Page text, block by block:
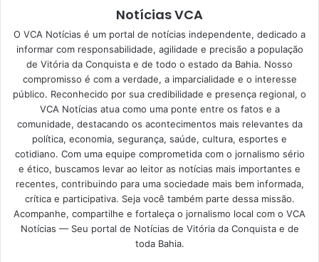
Notícias VCA
O VCA Notícias é um portal de notícias independente, dedicado a
informar com responsabilidade, agilidade e precisão a população
de Vitória da Conquista e de todo o estado da Bahia. Nosso
compromisso é com a verdade, a imparcialidade e o interesse
público. Reconhecido por sua credibilidade e presença regional, o
VCA Notícias atua como uma ponte entre os fatos e a
comunidade, destacando os acontecimentos mais relevantes da
política, economia, segurança, saúde, cultura, esportes e
cotidiano. Com uma equipe comprometida com o jornalismo sério
e ético, buscamos levar ao leitor as notícias mais importantes e
recentes, contribuindo para uma sociedade mais bem informada,
crítica e participativa. Seja você também parte dessa missão.
Acompanhe, compartilhe e fortaleça o jornalismo local com o VCA
Notícias — Seu portal de Notícias de Vitória da Conquista e de
toda Bahia.